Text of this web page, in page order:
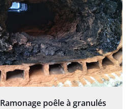
Ramonage poêle à granulés